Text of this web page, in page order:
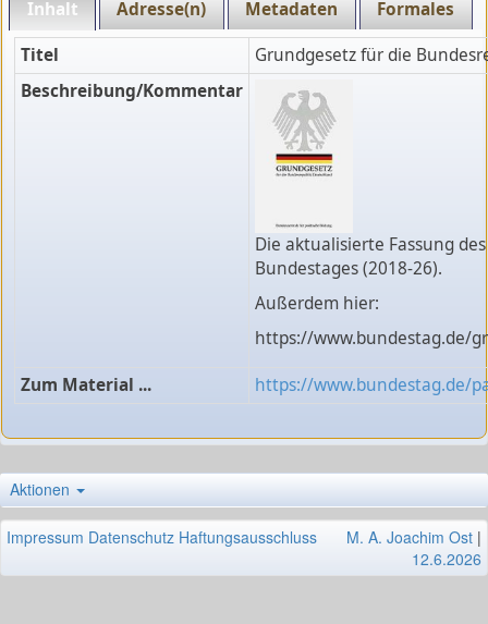
Inhalt Adresse(n) Metadaten Formales
Titel
Grundgesetz für die
Beschreibung/Kommentar
Die aktualisierte Fassung
Bundestages (2018-26).
Außerdem hier:
https://www.bundestag.de/
Zum Material ... https://www.bundestag.de/
Aktionen
Impressum Datenschutz Haftungsausschluss M. A. Joachim Ost |
12.6.2026